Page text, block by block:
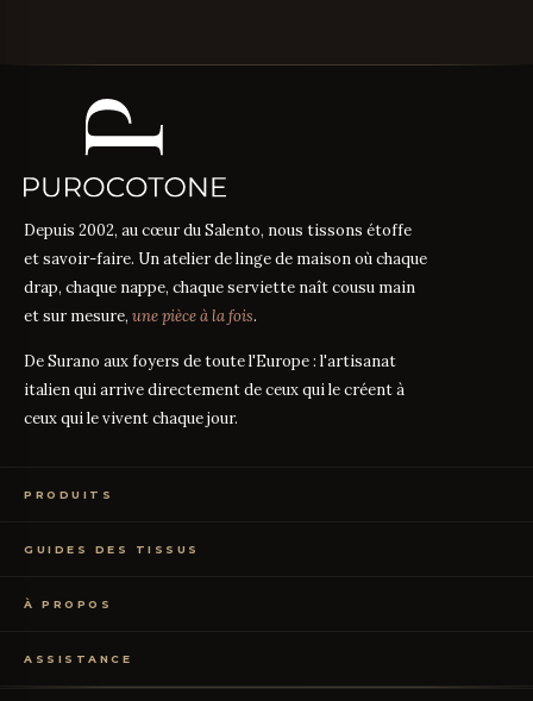
Depuis 2002, au cœur du Salento, nous tissons étoffe
et savoir-faire. Un atelier de linge de maison où chaque
drap, chaque nappe, chaque serviette naît cousu main
et sur mesure, une pièce à la fois.
De Surano aux foyers de toute l'Europe : l'artisanat
italien qui arrive directement de ceux qui le créent à
ceux qui le vivent chaque jour.
PRODUITS
Linge de Table
Vêtements de Maison
GUIDES DES TISSUS
Percale ou Satin ?
TC300 vs Coton Égyptien
Coton vs Synthétique
À PROPOS
Notre artisanat
Certification OEKO-TEX
ASSISTANCE